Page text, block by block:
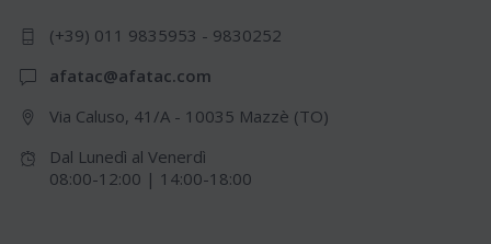
(+39) 011 9835953 - 9830252
afatac@afatac.com
Via Caluso, 41/A - 10035 Mazzè (TO)
Dal Lunedì al Venerdì
08:00-12:00 | 14:00-18:00